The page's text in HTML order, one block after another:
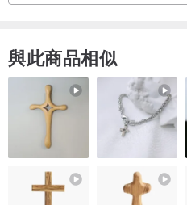
與此商品相似